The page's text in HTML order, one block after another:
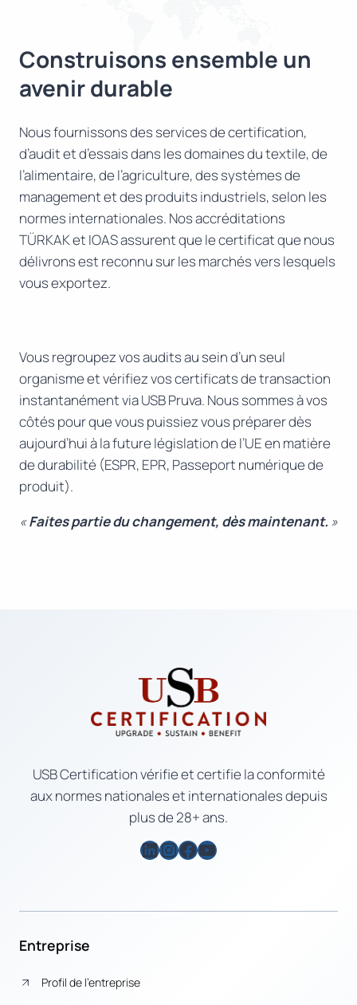
Construisons ensemble un
avenir durable
Nous fournissons des services de certification,
d’audit et d’essais dans les domaines du textile, de
l’alimentaire, de l’agriculture, des systèmes de
management et des produits industriels, selon les
normes internationales. Nos accréditations
TÜRKAK et IOAS assurent que le certificat que nous
délivrons est reconnu sur les marchés vers lesquels
vous exportez.
Vous regroupez vos audits au sein d’un seul
organisme et vérifiez vos certificats de transaction
instantanément via USB Pruva. Nous sommes à vos
côtés pour que vous puissiez vous préparer dès
aujourd’hui à la future législation de l’UE en matière
de durabilité (ESPR, EPR, Passeport numérique de
produit).
«Faites partie du changement, dès maintenant. »
USB Certification vérifie et certifie la conformité
aux normes nationales et internationales depuis
plus de 28+ ans.
LinkedIn
Instagram
Facebook
YouTube
Entreprise
Profil de l’entreprise